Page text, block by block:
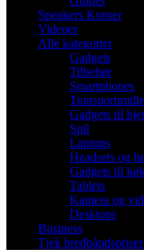
Speakers Korner
Videoer
Alle kategorier
Gadgets
Tilbehør
Smartphones
Gadgets til
Spil
Laptops
Headsets og
Gadgets til
Tablets
Kamera og
Desktops
Business
Tjek bredbåndspriser